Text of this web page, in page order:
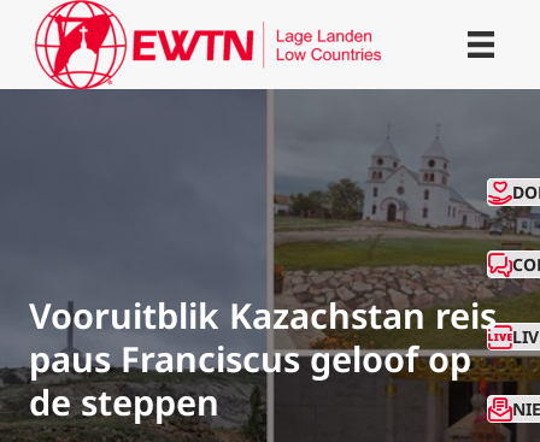
Vooruitblik Kazachstan reis
paus Franciscus geloof op
de steppen